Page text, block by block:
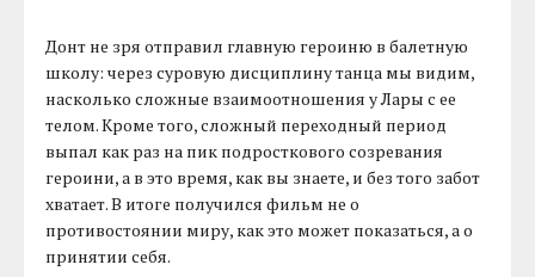
Донт не зря отправил главную героиню в балетную
школу: через суровую дисциплину танца мы видим,
насколько сложные взаимоотношения у Лары с ее
телом. Кроме того, сложный переходный период
выпал как раз на пик подросткового созревания
героини, а в это время, как вы знаете, и без того забот
хватает. В итоге получился фильм не о
противостоянии миру, как это может показаться, а о
принятии себя.